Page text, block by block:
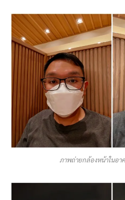
ภาพถ่ายกล้องหน้าในอา